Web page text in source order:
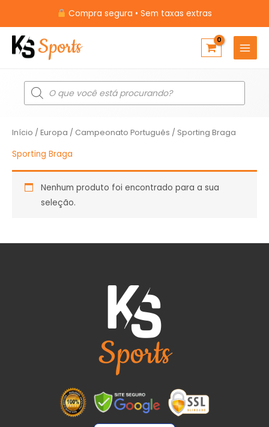
conteúdo
Compra segura • Sem taxas extras
Pesquisar
produtos
Início / Europa / Campeonato Português / Sporting Braga
Sporting Braga
Nenhum produto foi encontrado para a sua
seleção.